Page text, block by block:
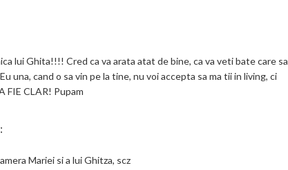
lui Ghita!!!! Cred ca va arata atat de bine, ca va veti bate care sa
una, cand o sa vin pe la tine, nu voi accepta sa ma tii in living, ci
FIE CLAR! Pupam
Mariei si a lui Ghitza, scz